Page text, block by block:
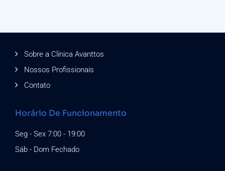
Sobre a Clínica Avanttos
Nossos Profissionais
Contato
Horário De Funcionamento
Seg - Sex 7:00 - 19:00
Sáb - Dom Fechado